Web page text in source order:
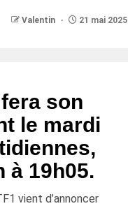
Valentin 21 mai 2025
son
le mardi
à 19h05.
vient d’annoncer